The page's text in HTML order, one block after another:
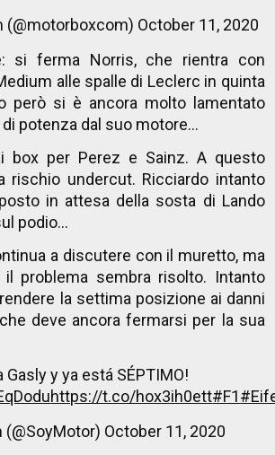
October 11, 2020
si ferma Norris, che rientra con
alle spalle di Leclerc in quinta
però si è ancora molto lamentato
potenza dal suo motore...
per Perez e Sainz. A questo
rischio undercut. Ricciardo intanto
in attesa della sosta di Lando
podio...
a discutere con il muretto, ma
problema sembra risolto. Intanto
la settima posizione ai danni
deve ancora fermarsi per la sua
Gasly y ya está SÉPTIMO!
https://t.co/hox3ih0ett#F1
October 11, 2020